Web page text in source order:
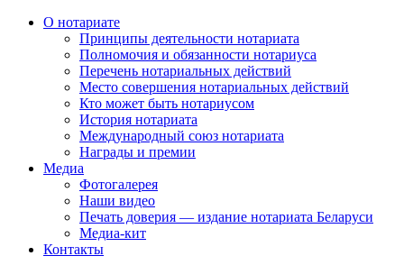
О нотариате
Принципы деятельности нотариата
Полномочия и обязанности нотариуса
Перечень нотариальных действий
Место совершения нотариальных действий
Кто может быть нотариусом
История нотариата
Международный союз нотариата
Награды и премии
Медиа
Фотогалерея
Наши видео
Печать доверия — издание нотариата Беларуси
Медиа-кит
Контакты